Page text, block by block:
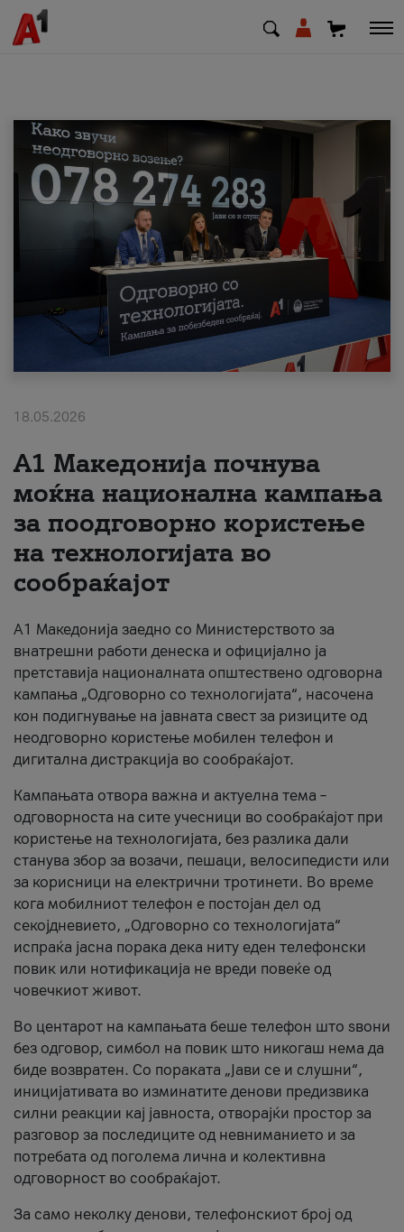
МК EN SQ
Деловни
Поддршка
Надополни кредит
#ПодобарОнлајн
18.05.2026
A1 Македонија почнува
моќна национална кампања
за поодговорно користење
на технологијата во
сообраќајот
A1 Македонија заедно со Министерството за
внатрешни работи денеска и официјално ја
претставија националната општествено одговорна
кампања „Одговорно со технологијата“, насочена
кон подигнување на јавната свест за ризиците од
неодговорно користење мобилен телефон и
дигитална дистракција во сообраќајот.
Кампањата отвора важна и актуелна тема –
одговорноста на сите учесници во сообраќајот при
користење на технологијата, без разлика дали
станува збор за возачи, пешаци, велосипедисти или
за корисници на електрични тротинети. Во време
кога мобилниот телефон е постојан дел од
секојдневието, „Одговорно со технологијата“
испраќа јасна порака дека ниту еден телефонски
повик или нотификација не вреди повеќе од
човечкиот живот.
Во центарот на кампањата беше телефон што ѕвони
без одговор, симбол на повик што никогаш нема да
биде возвратен. Со пораката „Јави се и слушни“,
иницијативата во изминатите денови предизвика
силни реакции кај јавноста, отворајќи простор за
разговор за последиците од невниманието и за
потребата од поголема лична и колективна
одговорност во сообраќајот.
За само неколку денови, телефонскиот број од